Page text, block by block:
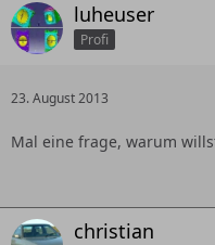
luheuser
Profi
23. August 2013
Mal eine frage, warum
christian